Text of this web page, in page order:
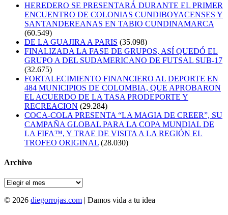
HEREDERO SE PRESENTARÁ DURANTE EL PRIMER
ENCUENTRO DE COLONIAS CUNDIBOYACENSES Y
SANTANDEREANAS EN TABIO CUNDINAMARCA
(60.549)
DE LA GUAJIRA A PARIS (35.098)
FINALIZADA LA FASE DE GRUPOS, ASÍ QUEDÓ EL
GRUPO A DEL SUDAMERICANO DE FUTSAL SUB-17
(32.675)
FORTALECIMIENTO FINANCIERO AL DEPORTE EN
484 MUNICIPIOS DE COLOMBIA, QUE APROBARON
EL ACUERDO DE LA TASA PRODEPORTE Y
RECREACION (29.284)
COCA-COLA PRESENTA “LA MAGIA DE CREER”, SU
CAMPAÑA GLOBAL PARA LA COPA MUNDIAL DE
LA FIFA™, Y TRAE DE VISITA A LA REGIÓN EL
TROFEO ORIGINAL (28.030)
Archivo
Archivo
© 2026 diegorrojas.com | Damos vida a tu idea